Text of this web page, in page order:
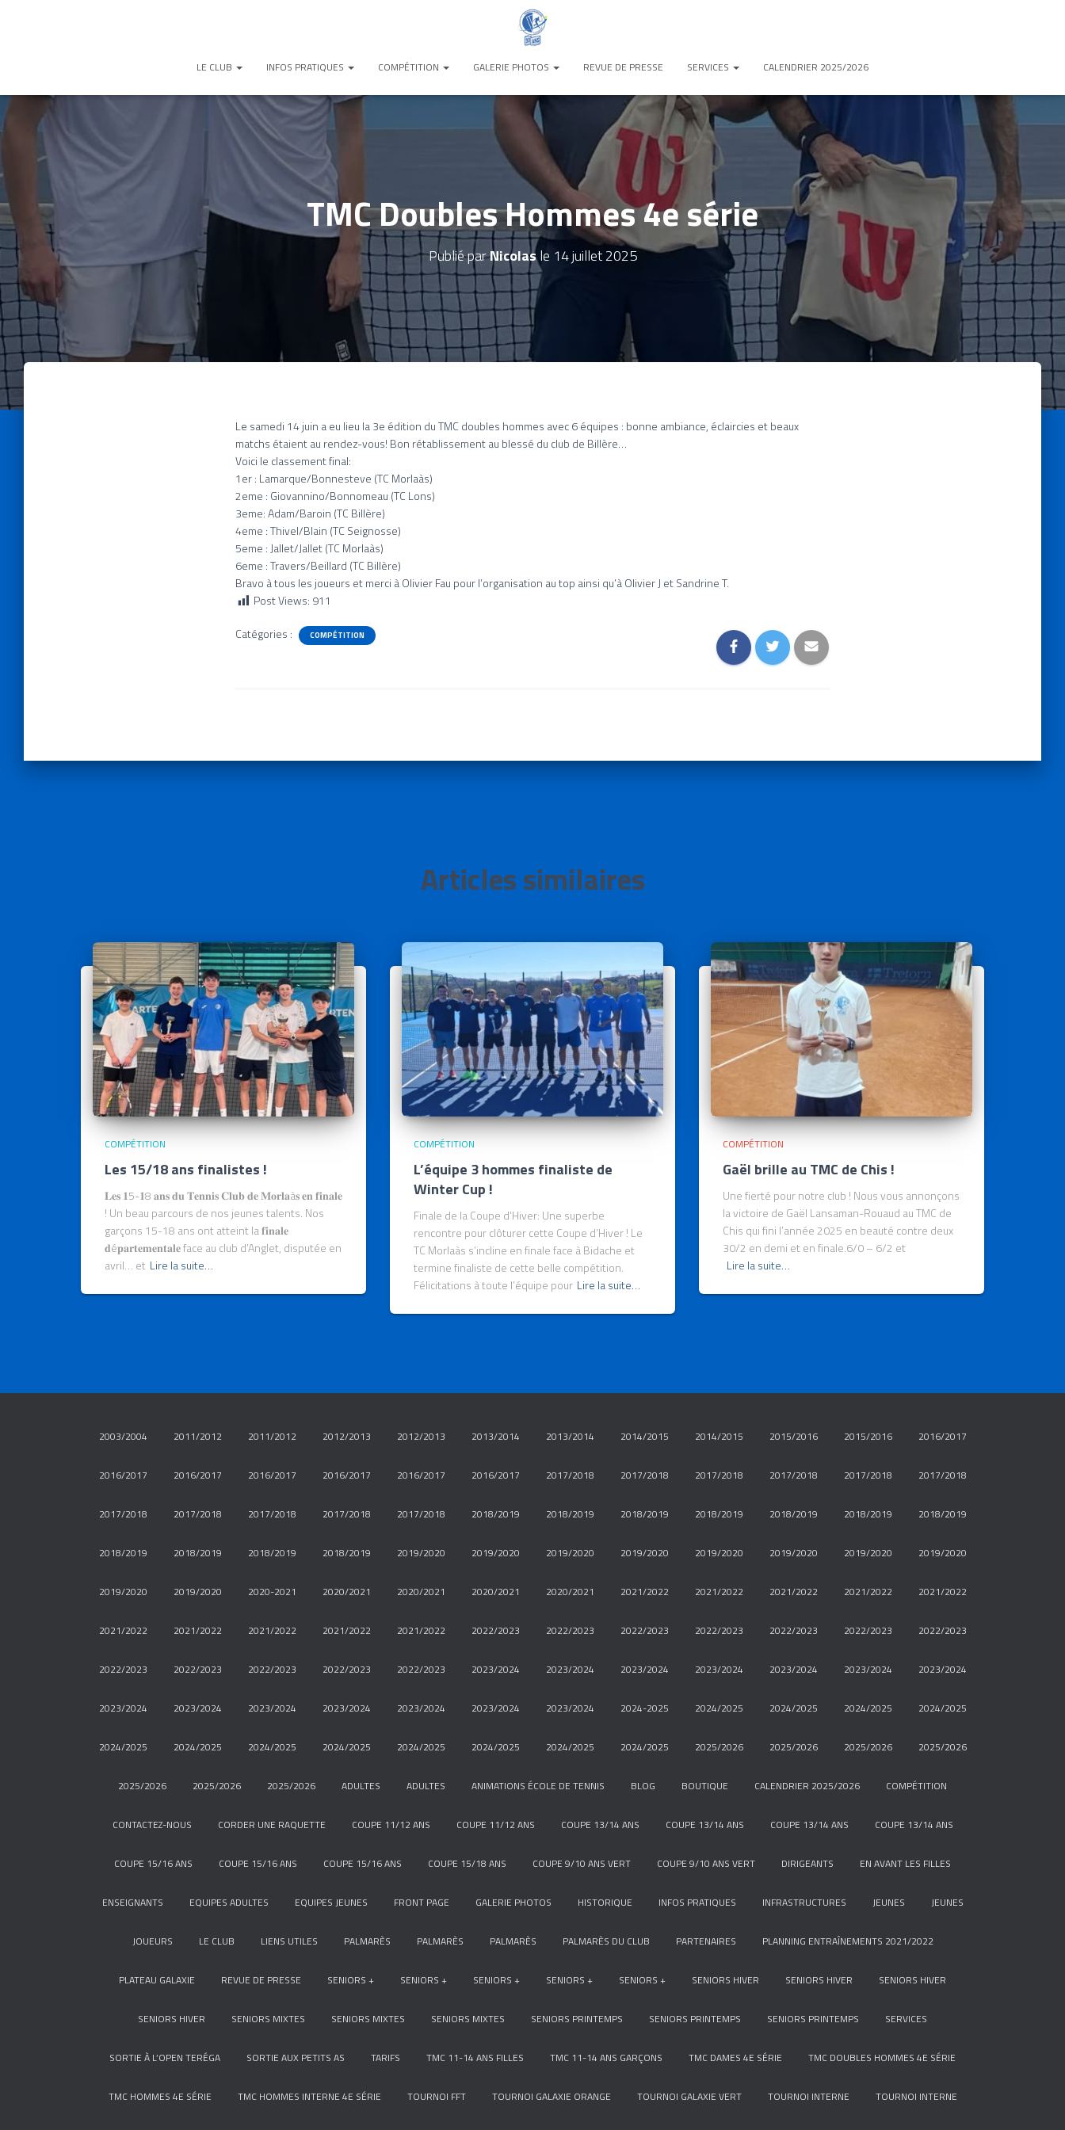
LE CLUB INFOS PRATIQUES COMPÉTITION GALERIE PHOTOS REVUE DE PRESSE SERVICES CALENDRIER 2025/2026
TMC Doubles Hommes 4e série
Publié parNicolasle 14 juillet 2025
Le samedi 14 juin a eu lieu la 3e édition du TMC doubles hommes avec 6 équipes : bonne ambiance, éclaircies et beaux
matchs étaient au rendez-vous! Bon rétablissement au blessé du club de Billère…
Voici le classement final:
1er : Lamarque/Bonnesteve (TC Morlaàs)
2eme : Giovannino/Bonnomeau (TC Lons)
3eme: Adam/Baroin (TC Billère)
4eme : Thivel/Blain (TC Seignosse)
5eme : Jallet/Jallet (TC Morlaàs)
6eme : Travers/Beillard (TC Billère)
Bravo à tous les joueurs et merci à Olivier Fau pour l’organisation au top ainsi qu’à Olivier J et Sandrine T.
Post Views: 911
Catégories :
COMPÉTITION
Articles similaires
COMPÉTITION
Les 15/18 ans finalistes !
𝐋𝐞𝐬 𝟏5-𝟏8 𝐚𝐧𝐬 𝐝𝐮 𝐓𝐞𝐧𝐧𝐢𝐬 𝐂𝐥𝐮𝐛 𝐝𝐞 𝐌𝐨𝐫𝐥𝐚à𝐬 𝐞𝐧 𝐟𝐢𝐧𝐚𝐥𝐞
! Un beau parcours de nos jeunes talents. Nos
garçons 15-18 ans ont atteint la 𝐟𝐢𝐧𝐚𝐥𝐞
𝐝é𝐩𝐚𝐫𝐭𝐞𝐦𝐞𝐧𝐭𝐚𝐥𝐞 face au club d’Anglet, disputée en
avril… et Lire la suite…
COMPÉTITION
L’équipe 3 hommes finaliste de
Winter Cup !
Finale de la Coupe d’Hiver: Une superbe
rencontre pour clôturer cette Coupe d’Hiver ! Le
TC Morlaàs s’incline en finale face à Bidache et
termine finaliste de cette belle compétition.
Félicitations à toute l’équipe pour Lire la suite…
COMPÉTITION
Gaël brille au TMC de Chis !
Une fierté pour notre club ! Nous vous annonçons
la victoire de Gaël Lansaman-Rouaud au TMC de
Chis qui fini l’année 2025 en beauté contre deux
30/2 en demi et en finale.6/0 – 6/2 et
Lire la suite…
2003/2004 2011/2012 2011/2012 2012/2013 2012/2013 2013/2014 2013/2014 2014/2015 2014/2015 2015/2016 2015/2016 2016/2017
2016/2017 2016/2017 2016/2017 2016/2017 2016/2017 2016/2017 2017/2018 2017/2018 2017/2018 2017/2018 2017/2018 2017/2018
2017/2018 2017/2018 2017/2018 2017/2018 2017/2018 2018/2019 2018/2019 2018/2019 2018/2019 2018/2019 2018/2019 2018/2019
2018/2019 2018/2019 2018/2019 2018/2019 2019/2020 2019/2020 2019/2020 2019/2020 2019/2020 2019/2020 2019/2020 2019/2020
2019/2020 2019/2020 2020-2021 2020/2021 2020/2021 2020/2021 2020/2021 2021/2022 2021/2022 2021/2022 2021/2022 2021/2022
2021/2022 2021/2022 2021/2022 2021/2022 2021/2022 2022/2023 2022/2023 2022/2023 2022/2023 2022/2023 2022/2023 2022/2023
2022/2023 2022/2023 2022/2023 2022/2023 2022/2023 2023/2024 2023/2024 2023/2024 2023/2024 2023/2024 2023/2024 2023/2024
2023/2024 2023/2024 2023/2024 2023/2024 2023/2024 2023/2024 2023/2024 2024-2025 2024/2025 2024/2025 2024/2025 2024/2025
2024/2025 2024/2025 2024/2025 2024/2025 2024/2025 2024/2025 2024/2025 2024/2025 2025/2026 2025/2026 2025/2026 2025/2026
2025/2026 2025/2026 2025/2026 ADULTES ADULTES ANIMATIONS ÉCOLE DE TENNIS BLOG BOUTIQUE CALENDRIER 2025/2026 COMPÉTITION
CONTACTEZ-NOUS CORDER UNE RAQUETTE COUPE 11/12 ANS COUPE 11/12 ANS COUPE 13/14 ANS COUPE 13/14 ANS COUPE 13/14 ANS COUPE 13/14 ANS
COUPE 15/16 ANS COUPE 15/16 ANS COUPE 15/16 ANS COUPE 15/18 ANS COUPE 9/10 ANS VERT COUPE 9/10 ANS VERT DIRIGEANTS EN AVANT LES FILLES
ENSEIGNANTS EQUIPES ADULTES EQUIPES JEUNES FRONT PAGE GALERIE PHOTOS HISTORIQUE INFOS PRATIQUES INFRASTRUCTURES JEUNES JEUNES
JOUEURS LE CLUB LIENS UTILES PALMARÈS PALMARÈS PALMARÈS PALMARÈS DU CLUB PARTENAIRES PLANNING ENTRAÎNEMENTS 2021/2022
PLATEAU GALAXIE REVUE DE PRESSE SENIORS + SENIORS + SENIORS + SENIORS + SENIORS + SENIORS HIVER SENIORS HIVER SENIORS HIVER
SENIORS HIVER SENIORS MIXTES SENIORS MIXTES SENIORS MIXTES SENIORS PRINTEMPS SENIORS PRINTEMPS SENIORS PRINTEMPS SERVICES
SORTIE À L’OPEN TERÉGA SORTIE AUX PETITS AS TARIFS TMC 11-14 ANS FILLES TMC 11-14 ANS GARÇONS TMC DAMES 4E SÉRIE TMC DOUBLES HOMMES 4E SÉRIE
TMC HOMMES 4E SÉRIE TMC HOMMES INTERNE 4E SÉRIE TOURNOI FFT TOURNOI GALAXIE ORANGE TOURNOI GALAXIE VERT TOURNOI INTERNE TOURNOI INTERNE